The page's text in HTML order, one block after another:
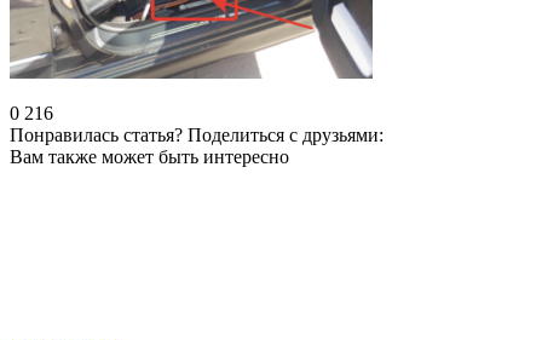
0 216
Понравилась статья? Поделиться с друзьями:
Вам также может быть интересно